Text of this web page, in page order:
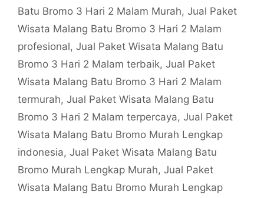
Batu Bromo 3 Hari 2 Malam Murah, Jual Paket
Wisata Malang Batu Bromo 3 Hari 2 Malam
profesional, Jual Paket Wisata Malang Batu
Bromo 3 Hari 2 Malam terbaik, Jual Paket
Wisata Malang Batu Bromo 3 Hari 2 Malam
termurah, Jual Paket Wisata Malang Batu
Bromo 3 Hari 2 Malam terpercaya, Jual Paket
Wisata Malang Batu Bromo Murah Lengkap
indonesia, Jual Paket Wisata Malang Batu
Bromo Murah Lengkap Murah, Jual Paket
Wisata Malang Batu Bromo Murah Lengkap